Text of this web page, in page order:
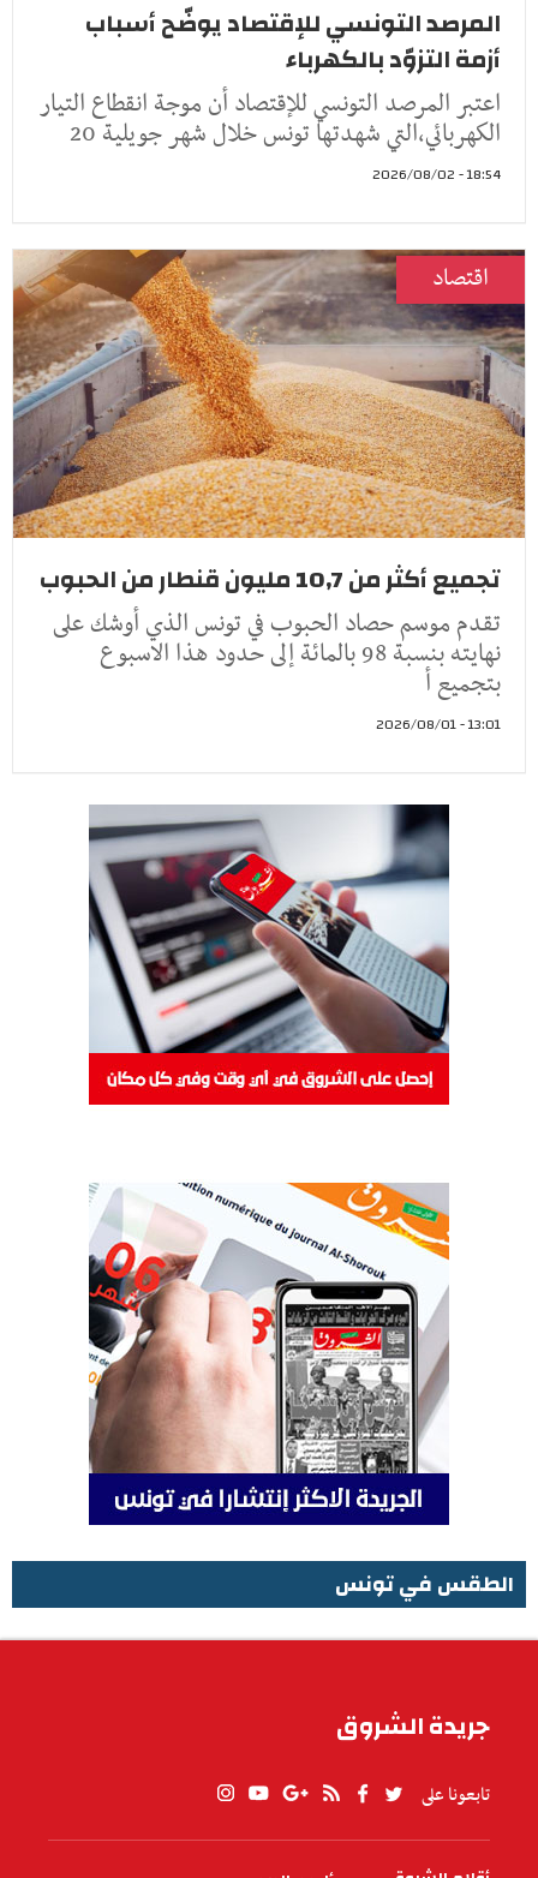
المرصد التونسي للإقتصاد يوضّح أسباب
أزمة التزوّد بالكهرباء
اعتبر المرصد التونسي للإقتصاد أن موجة انقطاع التيار
الكهربائي،التي شهدتها تونس خلال شهر جويلية 20
18:54 - 2026/08/02
اقتصاد
تجميع أكثر من 10,7 مليون قنطار من الحبوب
تقدم موسم حصاد الحبوب في تونس الذي أوشك على
نهايته بنسبة 98 بالمائة إلى حدود هذا الاسبوع
بتجميع أ
13:01 - 2026/08/01
الطقس في تونس
جريدة الشروق
تابعونا على